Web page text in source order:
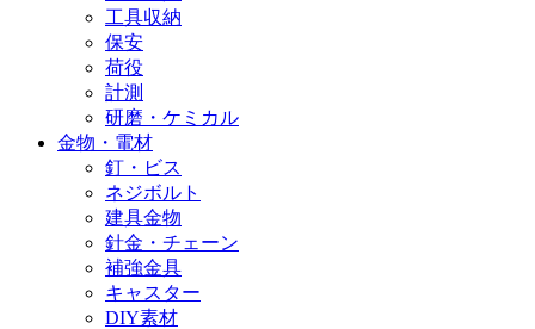
工具収納
保安
荷役
計測
研磨・ケミカル
金物・電材
釘・ビス
ネジボルト
建具金物
針金・チェーン
補強金具
キャスター
DIY素材